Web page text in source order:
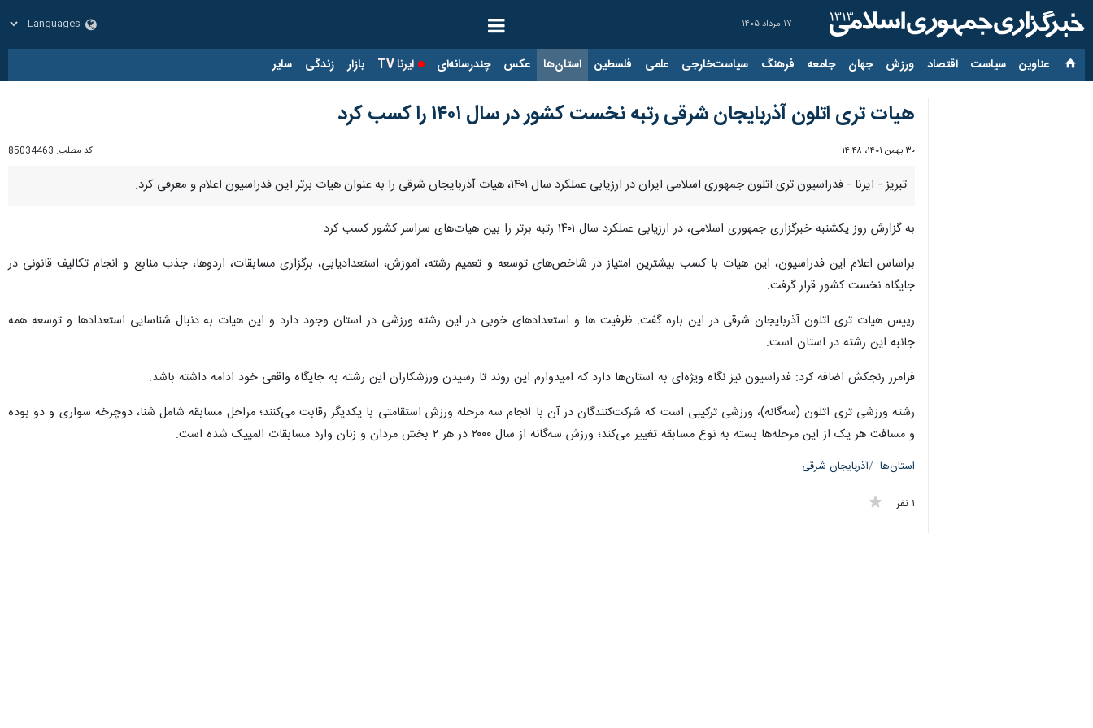
۱۷ مرداد ۱۴۰۵
عناوین‌ سیاست اقتصاد ورزش جهان جامعه فرهنگ سیاست‌خارجی علمی فلسطین استان‌ها عکس چندرسانه‌ای ایرنا TV بازار زندگی سایر
هیات تری اتلون آذربایجان شرقی رتبه نخست کشور در سال ۱۴۰۱ را کسب کرد
۳۰ بهمن ۱۴۰۱، ۱۴:۴۸ کد مطلب: 85034463
تبریز - ایرنا - فدراسیون تری اتلون جمهوری اسلامی ایران در ارزیابی عملکرد سال ۱۴۰۱، هیات آذربایجان شرقی را به عنوان هیات برتر این فدراسیون اعلام و معرفی کرد.
به گزارش روز یکشنبه خبرگزاری جمهوری اسلامی، در ارزیابی عملکرد سال ۱۴۰۱ رتبه برتر را بین هیات‌های سراسر کشور کسب کرد.
براساس اعلام این فدراسیون، این هیات با کسب بیشترین امتیاز در شاخص‌های توسعه و تعمیم رشته، آموزش، استعدادیابی، برگزاری مسابقات، اردوها، جذب منابع و انجام تکالیف قانونی در
جایگاه نخست کشور قرار گرفت.
رییس هیات تری اتلون آذربایجان شرقی در این باره گفت: ظرفیت ها و استعدادهای خوبی در این رشته ورزشی در استان وجود دارد و این هیات به دنبال شناسایی استعدادها و توسعه همه
جانبه این رشته در استان است.
فرامرز رنجکش اضافه کرد: فدراسیون نیز نگاه ویژه‌ای به استان‌ها دارد که امیدوارم این روند تا رسیدن ورزشکاران این رشته به جایگاه واقعی خود ادامه داشته باشد.
رشته ورزشی تری اتلون (سه‌گانه)، ورزشی ترکیبی است که شرکت‌کنندگان در آن با انجام سه مرحله ورزش استقامتی با یکدیگر رقابت می‌کنند؛ مراحل مسابقه شامل شنا، دوچرخه‌ سواری و دو بوده
و مسافت هر یک از این مرحله‌ها بسته به نوع مسابقه تغییر می‌کند؛ ورزش سه‌گانه از سال ۲۰۰۰ در هر ۲ بخش مردان و زنان وارد مسابقات المپیک شده است.
استان‌ها آذربایجان شرقی
۱ نفر